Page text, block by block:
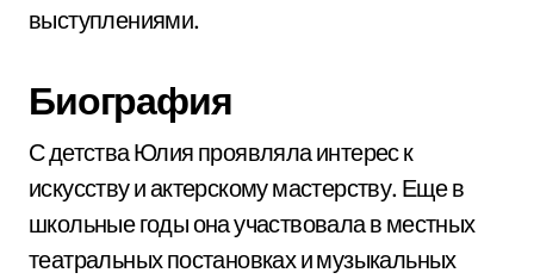
выступлениями.
Биография
С детства Юлия проявляла интерес к
искусству и актерскому мастерству. Еще в
школьные годы она участвовала в местных
театральных постановках и музыкальных